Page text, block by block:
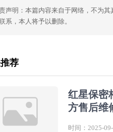
声明：本篇内容来自于网络，不为
系，本人将予以删除。
荐
红星保密
方售后维
时间：2025-